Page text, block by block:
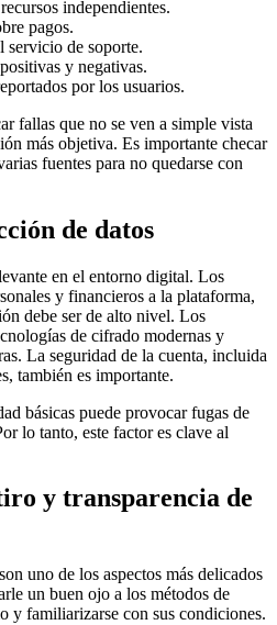
independientes.
pagos.
servicio de soporte.
y negativas.
por los usuarios.
fallas que no se ven a simple vista
más objetiva. Es importante checar
fuentes para no quedarse con
de datos
en el entorno digital. Los
y financieros a la plataforma,
debe ser de alto nivel. Los
de cifrado modernas y
La seguridad de la cuenta, incluida
también es importante.
básicas puede provocar fugas de
lo tanto, este factor es clave al
y transparencia de
uno de los aspectos más delicados
un buen ojo a los métodos de
y familiarizarse con sus condiciones.